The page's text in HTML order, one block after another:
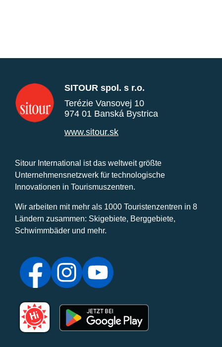
SITOUR spol. s r.o.
Terézie Vansovej 10
974 01 Banská Bystrica
www.sitour.sk
Sitour International ist das weltweit größte
Unternehmensnetzwerk für technologische
Innovationen in Tourismuszentren.
Wir arbeiten mit mehr als 1000 Touristenzentren in 8
Ländern zusammen: Skigebiete, Berggebiete,
Schwimmbäder und mehr.